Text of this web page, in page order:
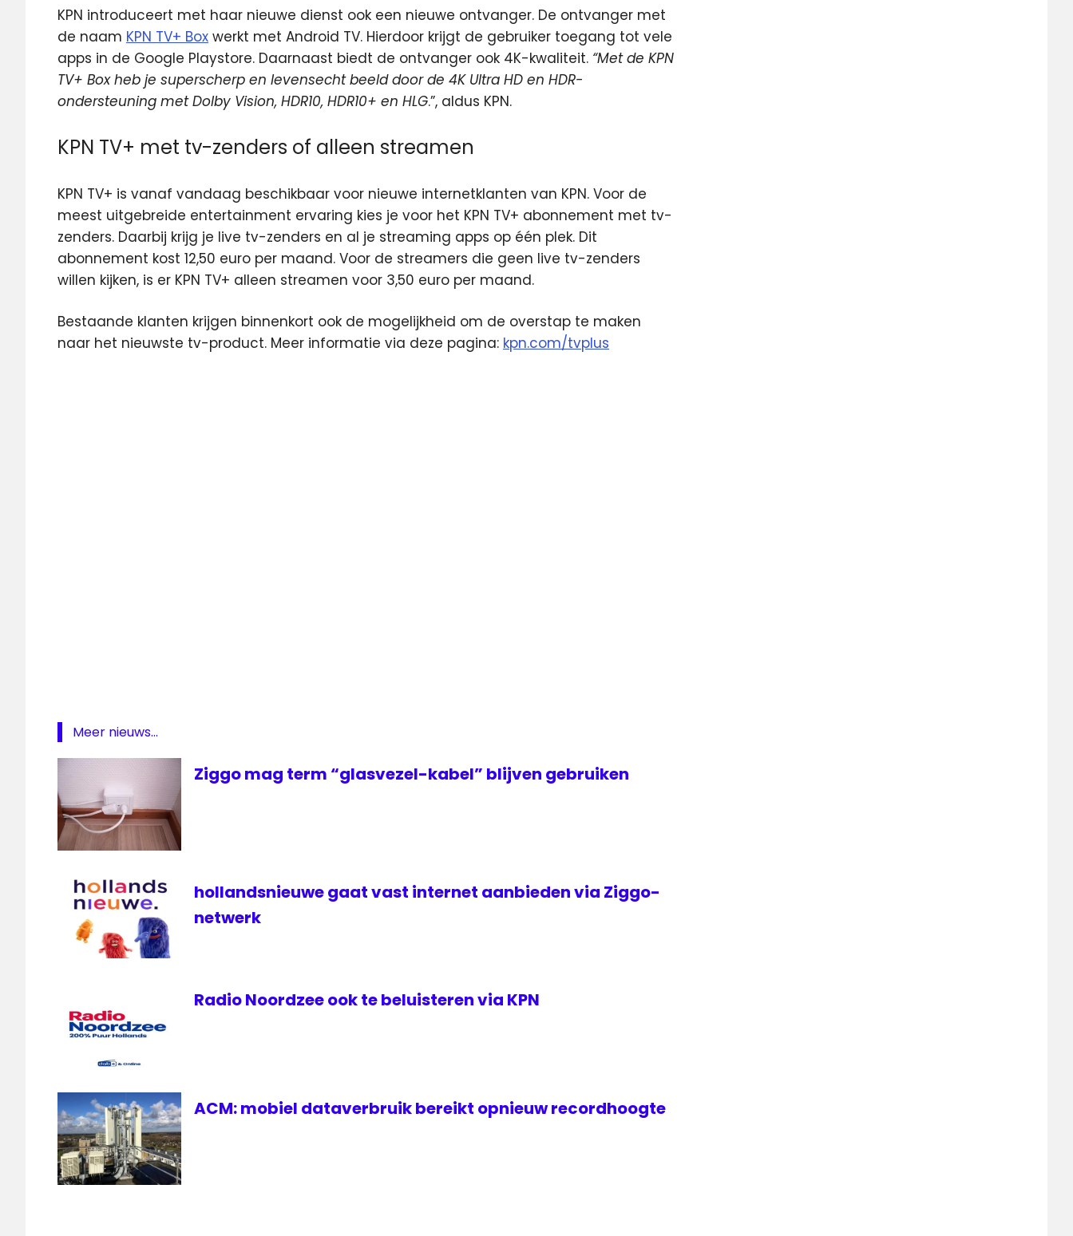
KPN introduceert met haar nieuwe dienst ook een nieuwe ontvanger. De ontvanger met
de naam KPN TV+ Box werkt met Android TV. Hierdoor krijgt de gebruiker toegang tot vele
apps in de Google Playstore. Daarnaast biedt de ontvanger ook 4K-kwaliteit. “Met de KPN
TV+ Box heb je superscherp en levensecht beeld door de 4K Ultra HD en HDR-
ondersteuning met Dolby Vision, HDR10, HDR10+ en HLG.”, aldus KPN.
KPN TV+ met tv-zenders of alleen streamen
KPN TV+ is vanaf vandaag beschikbaar voor nieuwe internetklanten van KPN. Voor de
meest uitgebreide entertainment ervaring kies je voor het KPN TV+ abonnement met tv-
zenders. Daarbij krijg je live tv-zenders en al je streaming apps op één plek. Dit
abonnement kost 12,50 euro per maand. Voor de streamers die geen live tv-zenders
willen kijken, is er KPN TV+ alleen streamen voor 3,50 euro per maand.
Bestaande klanten krijgen binnenkort ook de mogelijkheid om de overstap te maken
naar het nieuwste tv-product. Meer informatie via deze pagina: kpn.com/tvplus
Meer nieuws...
Ziggo mag term “glasvezel-kabel” blijven gebruiken
hollandsnieuwe gaat vast internet aanbieden via Ziggo-
netwerk
Radio Noordzee ook te beluisteren via KPN
ACM: mobiel dataverbruik bereikt opnieuw recordhoogte